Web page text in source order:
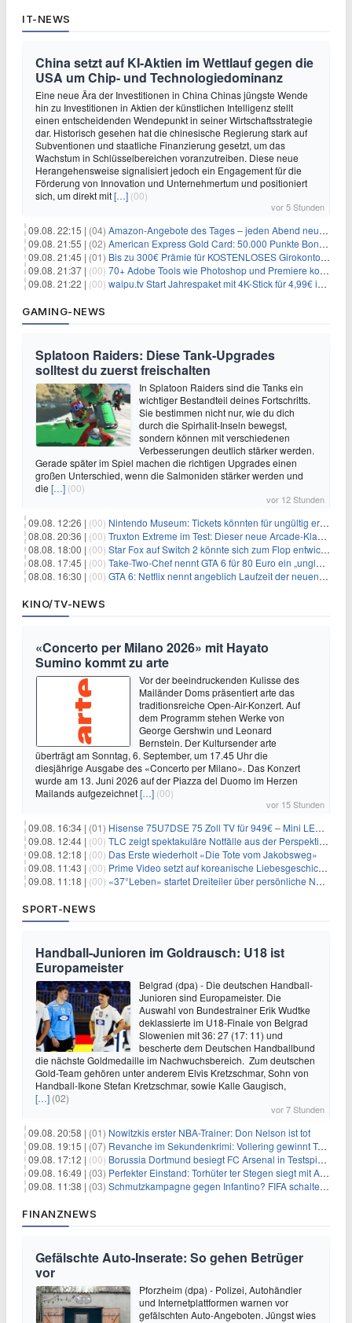
IT-NEWS
China setzt auf KI-Aktien im Wettlauf gegen die
USA um Chip- und Technologiedominanz
Eine neue Ära der Investitionen in China Chinas jüngste Wende
hin zu Investitionen in Aktien der künstlichen Intelligenz stellt
einen entscheidenden Wendepunkt in seiner Wirtschaftsstrategie
dar. Historisch gesehen hat die chinesische Regierung stark auf
Subventionen und staatliche Finanzierung gesetzt, um das
Wachstum in Schlüsselbereichen voranzutreiben. Diese neue
Herangehensweise signalisiert jedoch ein Engagement für die
Förderung von Innovation und Unternehmertum und positioniert
sich, um direkt mit[…] (00)
vor 5 Stunden
09.08. 22:15 | (04) Amazon-Angebote des Tages – jeden Abend neue Deals zum Stöbern
09.08. 21:55 | (02) American Express Gold Card: 50.000 Punkte Bonus + Metall-Kreditkarte
09.08. 21:45 | (01) Bis zu 300€ Prämie für KOSTENLOSES Girokonto bei der Santander – 50€ schon nach 1 Woche!
09.08. 21:37 | (00) 70+ Adobe Tools wie Photoshop und Premiere kostenlos in ChatGPT
09.08. 21:22 | (00) waipu.tv Start Jahrespaket mit 4K-Stick für 4,99€ im Monat + 4,99€ Versand
GAMING-NEWS
Splatoon Raiders: Diese Tank-Upgrades
solltest du zuerst freischalten
In Splatoon Raiders sind die Tanks ein
wichtiger Bestandteil deines Fortschritts.
Sie bestimmen nicht nur, wie du dich
durch die Spirhalit-Inseln bewegst,
sondern können mit verschiedenen
Verbesserungen deutlich stärker werden.
Gerade später im Spiel machen die richtigen Upgrades einen
großen Unterschied, wenn die Salmoniden stärker werden und
die […] (00)
vor 12 Stunden
09.08. 12:26 | (00) Nintendo Museum: Tickets könnten für ungültig erklärt werden!
08.08. 20:36 | (00) Truxton Extreme im Test: Dieser neue Arcade-Klassiker verzeiht dir gar nichts
08.08. 18:00 | (00) Star Fox auf Switch 2 könnte sich zum Flop entwickeln
08.08. 17:45 | (00) Take-Two-Chef nennt GTA 6 für 80 Euro ein „unglaubliches Schnäppchen“
08.08. 16:30 | (00) GTA 6: Netflix nennt angeblich Laufzeit der neuen Gameplay-Präsentation
KINO/TV-NEWS
«Concerto per Milano 2026» mit Hayato
Sumino kommt zu arte
Vor der beeindruckenden Kulisse des
Mailänder Doms präsentiert arte das
traditionsreiche Open-Air-Konzert. Auf
dem Programm stehen Werke von
George Gershwin und Leonard
Bernstein. Der Kultursender arte
überträgt am Sonntag, 6. September, um 17.45 Uhr die
diesjährige Ausgabe des «Concerto per Milano». Das Konzert
wurde am 13. Juni 2026 auf der Piazza del Duomo im Herzen
Mailands aufgezeichnet[…] (00)
vor 15 Stunden
09.08. 16:34 | (01) Hisense 75U7DSE 75 Zoll TV für 949€ – Mini LED, 144Hz, 2026
09.08. 12:44 | (00) TLC zeigt spektakuläre Notfälle aus der Perspektive der Patienten
09.08. 12:18 | (00) Das Erste wiederholt «Die Tote vom Jakobsweg»
09.08. 11:43 | (00) Prime Video setzt auf koreanische Liebesgeschichte
09.08. 11:18 | (00) «37°Leben» startet Dreiteiler über persönliche Neuanfänge
SPORT-NEWS
Handball-Junioren im Goldrausch: U18 ist
Europameister
Belgrad (dpa) - Die deutschen Handball-
Junioren sind Europameister. Die
Auswahl von Bundestrainer Erik Wudtke
deklassierte im U18-Finale von Belgrad
Slowenien mit 36: 27 (17: 11) und
bescherte dem Deutschen Handballbund
die nächste Goldmedaille im Nachwuchsbereich. Zum deutschen
Gold-Team gehören unter anderem Elvis Kretzschmar, Sohn von
Handball-Ikone Stefan Kretzschmar, sowie Kalle Gaugisch,
[…] (02)
vor 7 Stunden
09.08. 20:58 | (01) Nowitzkis erster NBA-Trainer: Don Nelson ist tot
09.08. 19:15 | (07) Revanche im Sekundenkrimi: Vollering gewinnt Tour
09.08. 17:12 | (00) Borussia Dortmund besiegt FC Arsenal in Testspiel mit 3:2
09.08. 16:49 | (03) Perfekter Einstand: Torhüter ter Stegen siegt mit Ajax
09.08. 11:38 | (03) Schmutzkampagne gegen Infantino? FIFA schaltet auf Angriff
FINANZNEWS
Gefälschte Auto-Inserate: So gehen Betrüger
vor
Pforzheim (dpa) - Polizei, Autohändler
und Internetplattformen warnen vor
gefälschten Auto-Angeboten. Jüngst wies